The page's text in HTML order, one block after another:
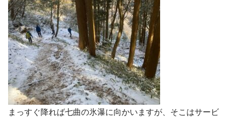
まっすぐ降れば七曲の氷瀑に向かいますが、そこはサービ